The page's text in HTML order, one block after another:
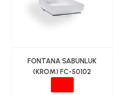
FONTANA SABUNLUK
(KROM) FC-50102